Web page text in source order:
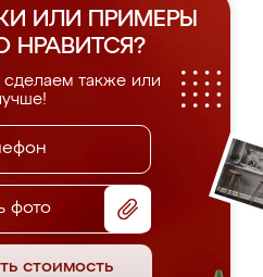
ИЛИ ПРИМЕРЫ
НРАВИТСЯ?
также или
фото
стоимость